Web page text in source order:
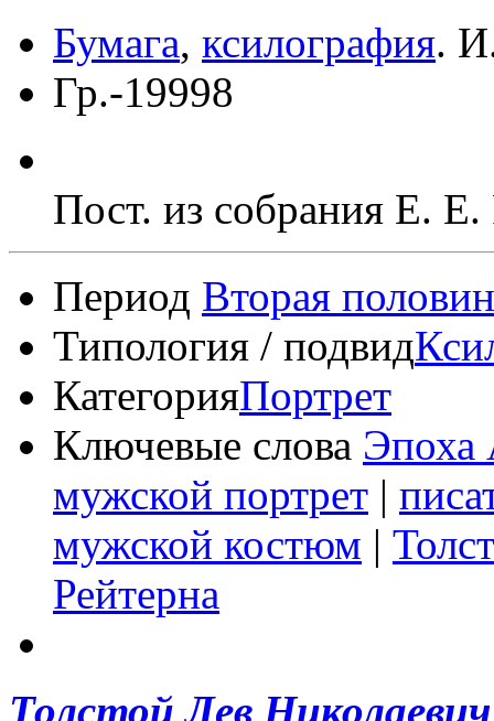
Бумага, ксилография.
Гр.-19998
Пост. из собрания Е. Е.
Период Вторая
Типология / подвид
КатегорияПортрет
Ключевые слова Эпоха
мужской портрет |
мужской костюм |
Рейтерна
Толстой Лев Николаевич